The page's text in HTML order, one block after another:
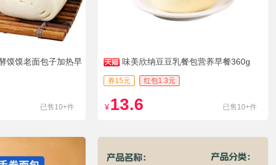
馍馍老面包子加热早
已售10+件
味美欣纳豆豆乳餐包营养早餐360g
券15元 红包1.3元
¥ 13.6 已售10+件